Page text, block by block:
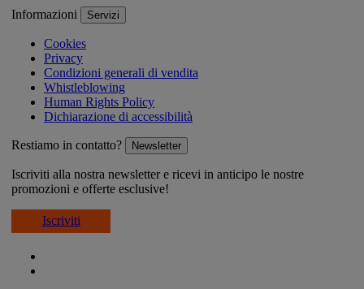
Informazioni Servizi
Cookies
Privacy
Condizioni generali di vendita
Whistleblowing
Human Rights Policy
Dichiarazione di accessibilità
Restiamo in contatto? Newsletter
Iscriviti alla nostra newsletter e ricevi in anticipo le nostre
promozioni e offerte esclusive!
Iscriviti